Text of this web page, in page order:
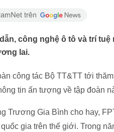
công nghệ ô tô và trí
lai.
công tác Bộ TT&TT tới
tin ấn tượng về tập đoàn
Trương Gia Bình cho hay,
gia trên thế giới. Trong